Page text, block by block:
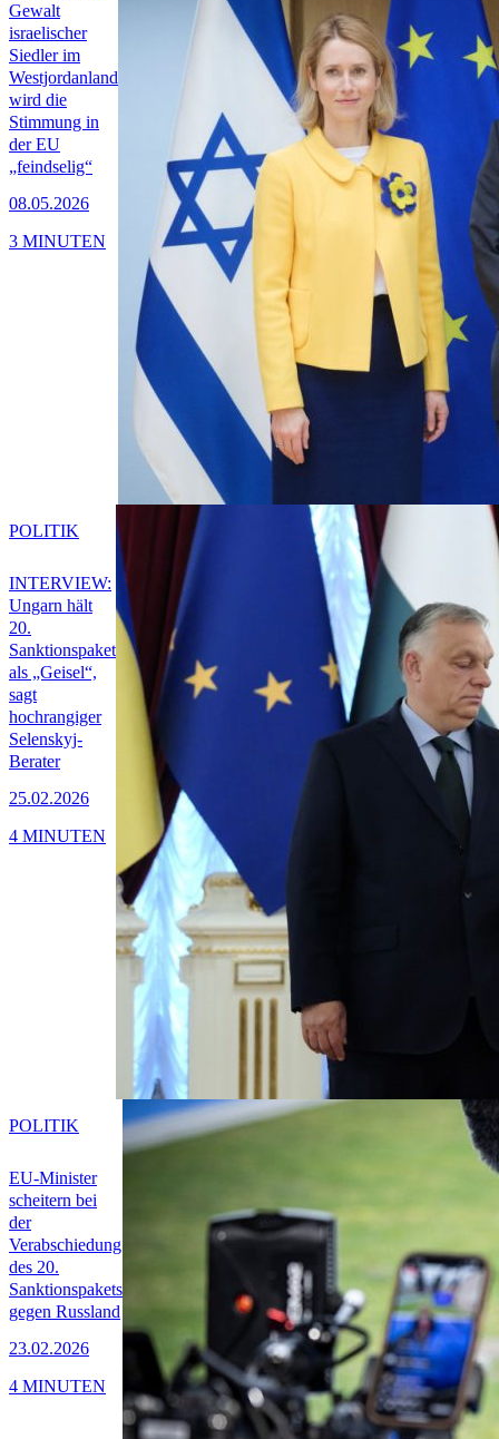
Gewalt
israelischer
Siedler im
Westjordanland
wird die
Stimmung in
der EU
„feindselig“
08.05.2026
3 MINUTEN
INTERVIEW:
Ungarn hält
20.
Sanktionspaket
als „Geisel“,
sagt
hochrangiger
Selenskyj-
Berater
25.02.2026
POLITIK
4 MINUTEN
EU-Minister
scheitern bei
der
Verabschiedung
des 20.
Sanktionspakets
gegen Russland
23.02.2026
POLITIK
4 MINUTEN